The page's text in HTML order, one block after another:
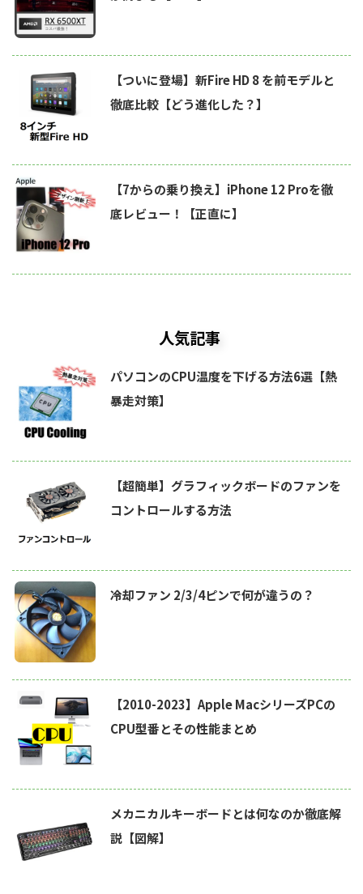
【ついに登場】新Fire HD 8 を前モデルと
徹底比較【どう進化した？】
【7からの乗り換え】iPhone 12 Proを徹
底レビュー！【正直に】
人気記事
パソコンのCPU温度を下げる方法6選【熱
暴走対策】
【超簡単】グラフィックボードのファンを
コントロールする方法
冷却ファン 2/3/4ピンで何が違うの？
【2010-2023】Apple MacシリーズPCの
CPU型番とその性能まとめ
メカニカルキーボードとは何なのか徹底解
説【図解】